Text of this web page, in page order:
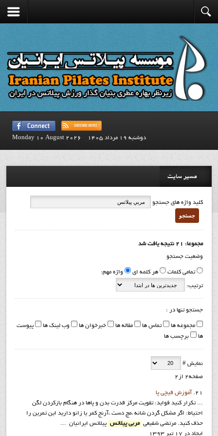
دوشنبه 19 مرداد 1405 Monday 10 August 2026
مسیر سایت
کلید واژه های جستجو
جستجو
مجموعا: 21 نتیجه یافت شد
وضعیت جستجو
تمامی کلمات هر کلمه ای واژه مهم:
ترتیب:
جستجو تنها در :
مجموعه ها تماس ها مقاله ها خبرخوان ها وب لینک ها
پیوست
ها
برچسب ها
نمایش #
صفحه2 از2
21.
آموزش قيچي پا
... تکرار کنيد فوايد: تقويت مرکز قدرت بدن و پاها در هنگام بازکردن لگن
احتياط: اگر مشکل گردن شانه ،مچ دست ،آرنج کمر يا زانو داريد اين تمرين را
حذف کنيد. مرتضي شفيعي
مربي پيلاتس پيلاتس ايرانيان ...
ایجاد در 17 تیر 1393